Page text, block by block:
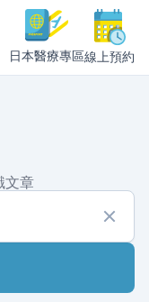
日本醫療專區線上預約
文章